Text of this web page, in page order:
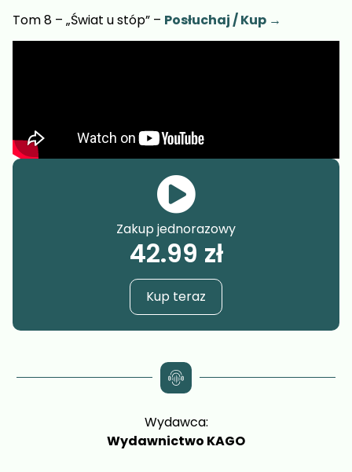
Tom 8 – „Świat u stóp” – Posłuchaj / Kup →
Zakup jednorazowy
42.99 zł
Kup teraz
Wydawca:
Wydawnictwo KAGO